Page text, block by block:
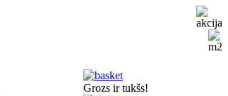
Grozs ir tukšs!